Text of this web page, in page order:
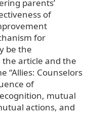
parents’
of
for
be the
article and the
“Allies: Counselors
of
mutual
actions, and